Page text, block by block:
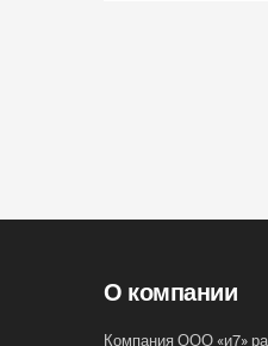
О компании
Компания ООО «и7»